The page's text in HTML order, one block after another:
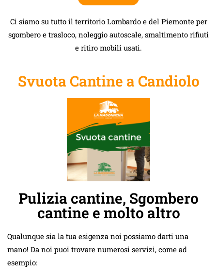
Ci siamo su tutto il territorio Lombardo e del Piemonte per
sgombero e trasloco, noleggio autoscale, smaltimento rifiuti
e ritiro mobili usati.
Svuota Cantine a Candiolo
Pulizia cantine, Sgombero
cantine e molto altro
Qualunque sia la tua esigenza noi possiamo darti una
mano! Da noi puoi trovare numerosi servizi, come ad
esempio: